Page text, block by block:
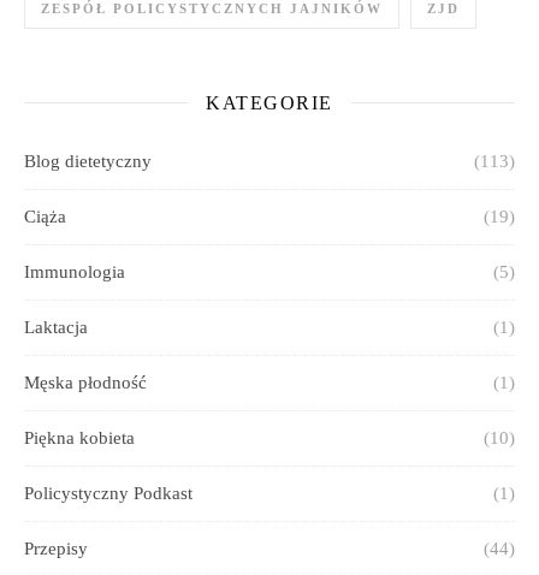
ZESPÓŁ POLICYSTYCZNYCH JAJNIKÓW ZJD
KATEGORIE
Blog dietetyczny (113)
Ciąża (19)
Immunologia (5)
Laktacja (1)
Męska płodność (1)
Piękna kobieta (10)
Policystyczny Podkast (1)
Przepisy (44)